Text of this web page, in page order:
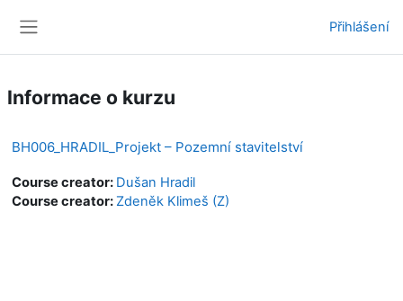
Přihlášení
Informace o kurzu
BH006_HRADIL_Projekt – Pozemní stavitelství
Course creator: Dušan Hradil
Course creator: Zdeněk Klimeš (Z)